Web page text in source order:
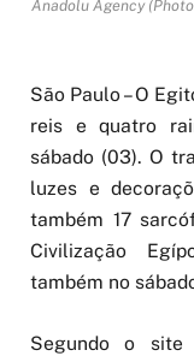
Anadolu Agency
São Paulo – O
reis e quatro
sábado (03). O
luzes e
também 17
Civilização
também no
Segundo o